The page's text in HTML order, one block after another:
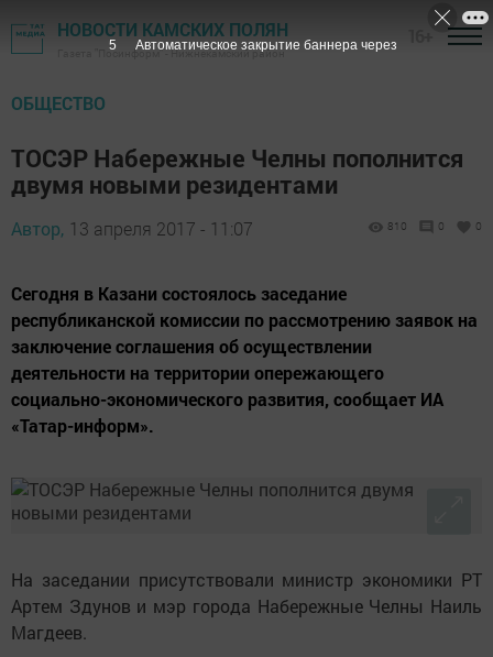
НОВОСТИ КАМСКИХ ПОЛЯН
Газета "Посинформ" - Нижнекамский район
ОБЩЕСТВО
ТОСЭР Набережные Челны пополнится
двумя новыми резидентами
Автор, 13 апреля 2017 - 11:07 810 0 0
Сегодня в Казани состоялось заседание
республиканской комиссии по рассмотрению заявок на
заключение соглашения об осуществлении
деятельности на территории опережающего
социально-экономического развития, сообщает ИА
«Татар-информ».
На заседании присутствовали министр экономики РТ
Артем Здунов и мэр города Набережные Челны Наиль
Магдеев.
4 Автоматическое закрытие баннера через